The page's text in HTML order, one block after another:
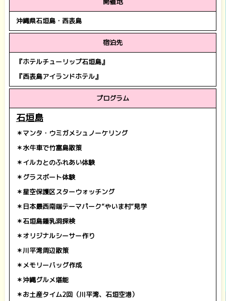
沖縄県石垣島・西表島
宿泊先
『ホテルチューリップ石垣島』
『西表島アイランドホテル』
プログラム
石垣島
＊マンタ・ウミガメシュノーケリング
＊水牛車で竹富島散策
＊イルカとのふれあい体験
＊グラスボート体験
＊星空保護区スターウォッチング
＊日本最西南端テーマパーク”やいま村”見学
＊石垣島鍾乳洞探検
＊オリジナルシーサー作り
＊川平湾周辺散策
＊メモリーバッグ作成
＊沖縄グルメ堪能
＊お土産タイム2回（川平湾、石垣空港）